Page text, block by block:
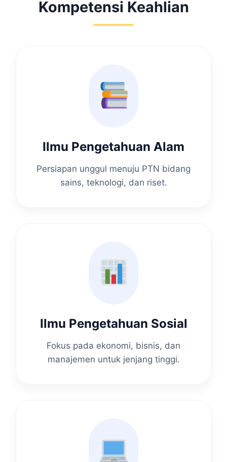
Kompetensi Keahlian
Ilmu Pengetahuan Alam
Persiapan unggul menuju PTN bidang
sains, teknologi, dan riset.
Ilmu Pengetahuan Sosial
Fokus pada ekonomi, bisnis, dan
manajemen untuk jenjang tinggi.